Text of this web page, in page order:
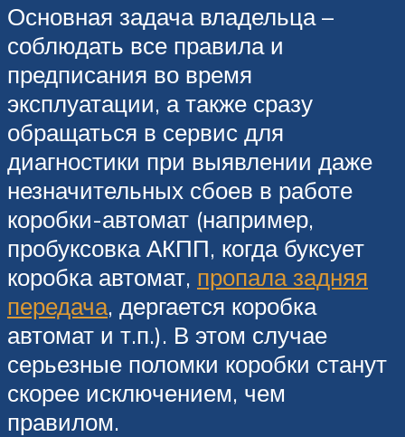
Основная задача владельца –
соблюдать все правила и
предписания во время
эксплуатации, а также сразу
обращаться в сервис для
диагностики при выявлении даже
незначительных сбоев в работе
коробки-автомат (например,
пробуксовка АКПП, когда буксует
коробка автомат, пропала задняя
передача, дергается коробка
автомат и т.п.). В этом случае
серьезные поломки коробки станут
скорее исключением, чем
правилом.